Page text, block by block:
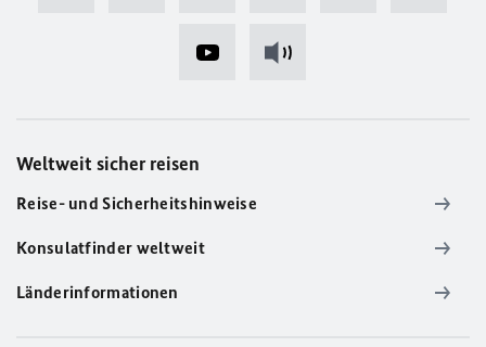
Weltweit sicher reisen
Reise- und Sicherheitshinweise
Konsulatfinder weltweit
Länderinformationen